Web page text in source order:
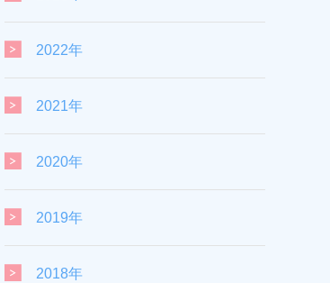
2022年
2021年
2020年
2019年
2018年